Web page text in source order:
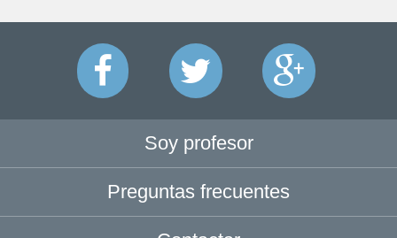
Soy profesor
Preguntas frecuentes